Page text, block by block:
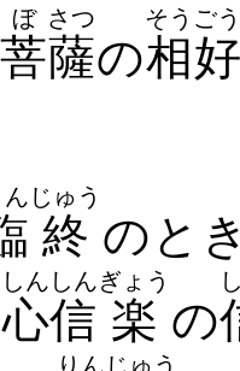
菩
ぼ
薩
さつ
の相好
そうごう
ん
終
じゅう
の​と
心
しん
信
しん
楽
ぎょう
の
りん じゅう